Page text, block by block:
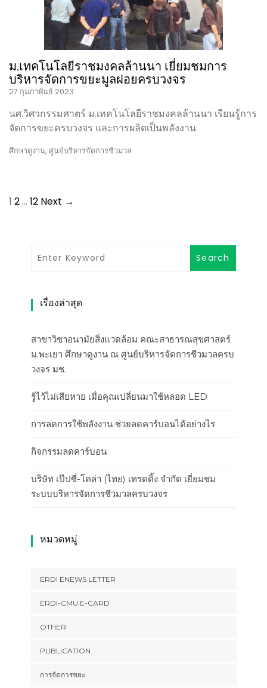
ม.เทคโนโลยีราชมงคลล้านนา เยี่ยมชมการ
บริหารจัดการขยะมูลฝอยครบวงจร
27 กุมภาพันธ์ 2023
นศ.วิศวกรรมศาตร์ ม.เทคโนโลยีราชมงคลล้านนา เรียนรู้การ
จัดการขยะครบวงจร และการผลิตเป็นพลังงาน
ศึกษาดูงาน, ศูนย์บริหารจัดการชีวมวล
1 2 … 12 Next →
เรื่องล่าสุด
สาขาวิชาอนามัยสิ่งแวดล้อม คณะสาธารณสุขศาสตร์
ม.พะเยา ศึกษาดูงาน ณ ศูนย์บริหารจัดการชีวมวลครบ
วงจร มช.
รู้ไว้ไม่เสียหาย เมื่อคุณเปลี่ยนมาใช้หลอด LED
การลดการใช้พลังงาน ช่วยลดคาร์บอนได้อย่างไร
กิจกรรมลดคาร์บอน
บริษัท เป๊ปซี่-โคล่า (ไทย) เทรดดิ้ง จำกัด เยี่ยมชม
ระบบบริหารจัดการชีวมวลครบวงจร
หมวดหมู่
ERDI ENEWS LETTER
ERDI-CMU E-CARD
OTHER
PUBLICATION
การจัดการขยะ